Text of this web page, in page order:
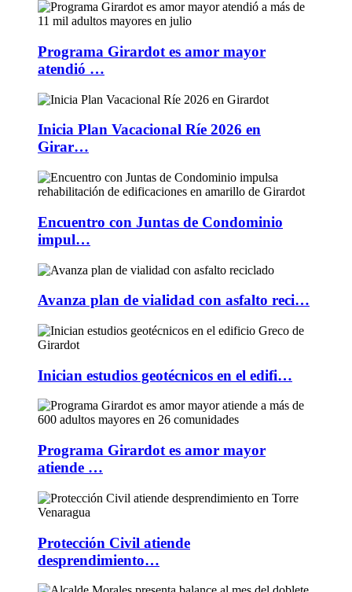
Programa Girardot es amor mayor
atendió …
Inicia Plan Vacacional Ríe 2026 en
Girar…
Encuentro con Juntas de Condominio
impul…
Avanza plan de vialidad con asfalto reci…
Inician estudios geotécnicos en el edifi…
Programa Girardot es amor mayor
atiende …
Protección Civil atiende
desprendimiento…